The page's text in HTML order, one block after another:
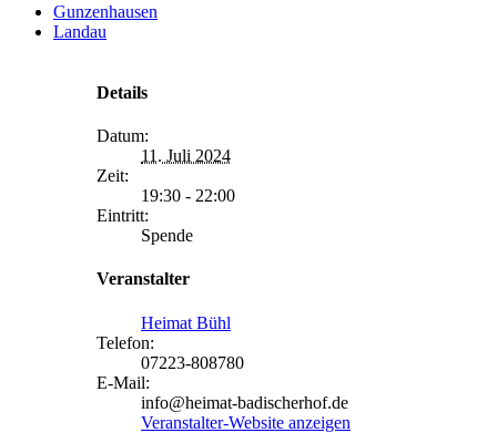
Gunzenhausen
Landau
Details
Datum:
11. Juli 2024
Zeit:
19:30 - 22:00
Eintritt:
Spende
Veranstalter
Heimat Bühl
Telefon:
07223-808780
E-Mail:
info@heimat-badischerhof.de
Veranstalter-Website anzeigen